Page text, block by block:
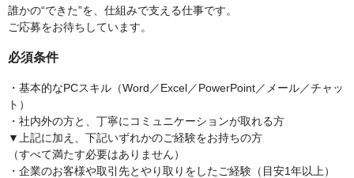
誰かの“できた”を、仕組みで支える仕事です。
ご応募をお待ちしています。
必須条件
・基本的なPCスキル（Word／Excel／PowerPoint／メール／チャッ
ト）
・社内外の方と、丁寧にコミュニケーションが取れる方
▼上記に加え、下記いずれかのご経験をお持ちの方
（すべて満たす必要はありません）
・企業のお客様や取引先とやり取りをしたご経験（目安1年以上）